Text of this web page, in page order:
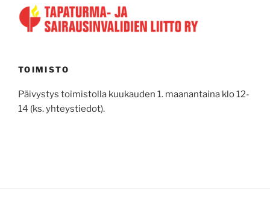
TOIMISTO
Päivystys toimistolla kuukauden 1. maanantaina klo 12-
14 (ks. yhteystiedot).